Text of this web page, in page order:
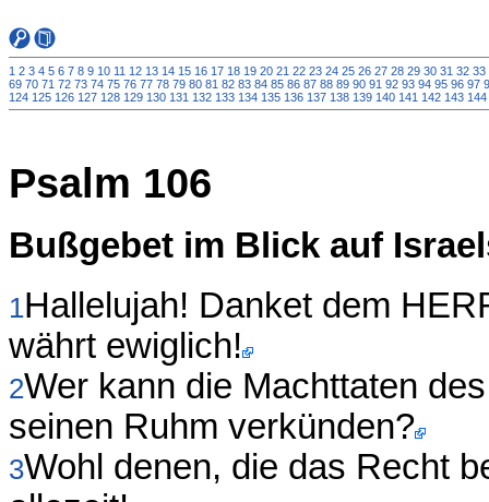
1 2 3 4 5 6 7 8 9 10 11 12 13 14 15 16 17 18 19 20 21 22 23 24 25 26 27 28 29 30 31 32 33
69 70 71 72 73 74 75 76 77 78 79 80 81 82 83 84 85 86 87 88 89 90 91 92 93 94 95 96 97
124 125 126 127 128 129 130 131 132 133 134 135 136 137 138 139 140 141 142 143 144
Psalm 106
Bußgebet im Blick auf
1Hallelujah! Danket dem
währt ewiglich!
2Wer kann die Machttaten
seinen Ruhm verkünden?
3Wohl denen, die das Recht